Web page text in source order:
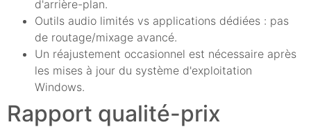
d'arrière-plan.
Outils audio limités vs applications dédiées : pas
de routage/mixage avancé.
Un réajustement occasionnel est nécessaire après
les mises à jour du système d'exploitation
Windows.
Rapport qualité-prix